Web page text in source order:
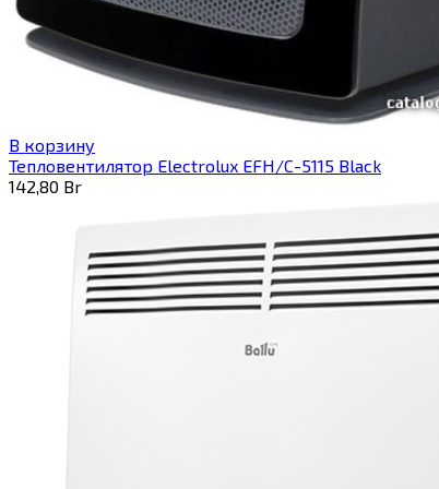
В корзину
Тепловентилятор Electrolux EFH/C-5115 Black
142,80 Br